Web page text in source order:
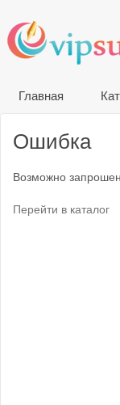
Главная
Ошибка
Возможно
Перейти в каталог